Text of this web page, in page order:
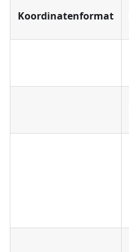
Koordinatenformat